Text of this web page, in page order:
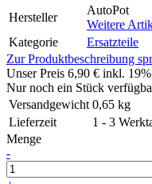
Hersteller
AutoPot
Weitere
Kategorie
Ersatzteile
Zur Produktbeschreibung
Unser Preis 6,90 € inkl.
Nur noch ein Stück
Versandgewicht 0,65 kg
Lieferzeit
1 - 3
Menge
-